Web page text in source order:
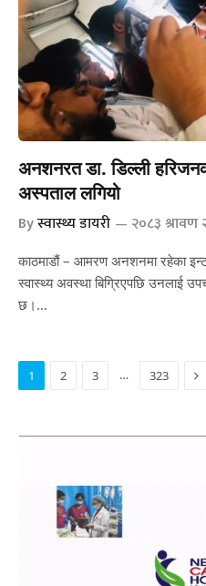
अनशनरत डा. डिल्ली
अस्पताल लगियो
Byस्वास्थ्य डायरी २०८३ श्रावण
काठमाडौं – आमरण अनशनमा रहेका
स्वास्थ्य अवस्था बिग्रिएपछि उनलाई
छ।…
1 2 3 … 323